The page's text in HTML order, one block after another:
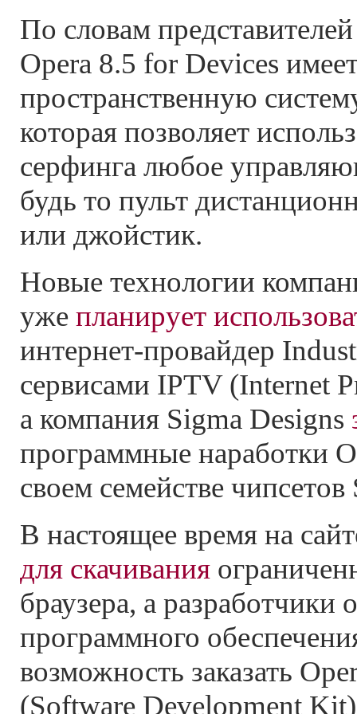
По словам
Opera 8.5 for Devices
пространственную
которая позволяет
серфинга любое
будь то пульт
или джойстик.
Новые технологии
уже планирует
интернет-провайдер
сервисами IPTV (Internet
а компания Sigma Designs
программные наработки
своем семействе
В настоящее время на
для скачивания
браузера, а разработчики
программного
возможность заказать
(Software Development